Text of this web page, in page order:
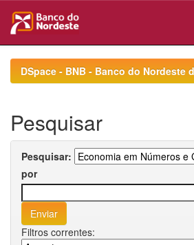
navigationDSpace - BNB - Banco do Nordeste
Pesquisar
Pesquisar:
por
Filtros correntes: